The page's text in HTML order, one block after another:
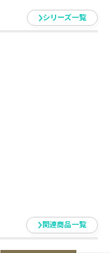
シリーズ一覧
関連商品一覧